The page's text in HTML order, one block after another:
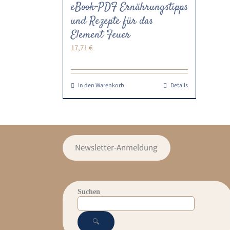
eBook-PDF Ernährungstipps
und Rezepte für das
Element Feuer
17,71€
In den Warenkorb Details
Newsletter-Anmeldung
Suchen
🔍